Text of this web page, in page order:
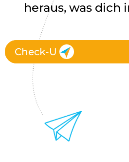
heraus, was dich
Check-U